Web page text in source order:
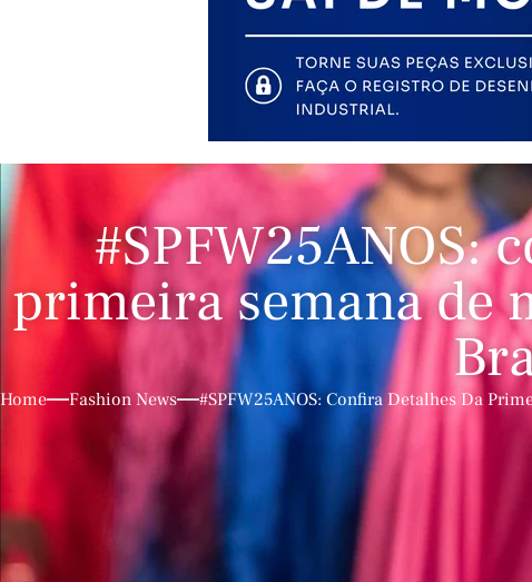
#SPFW25ANOS:
primeira semana de
Home Fashion News #SPFW25ANOS: Confira Detalhes Da